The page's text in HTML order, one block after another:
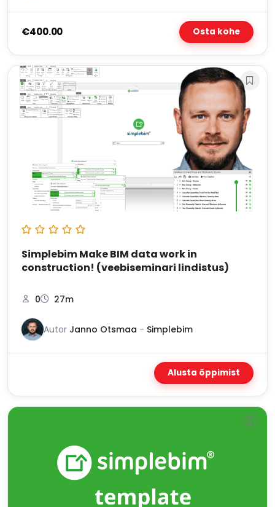
€400.00 Osta kohe
Simplebim Make BIM data work in
construction! (veebiseminari lindistus)
0 27m
Autor Janno Otsmaa - Simplebim
Alusta õppimist